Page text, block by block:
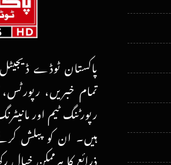
پاکستان ٹوڈے
تمام خبریں،
رپورٹنگ ٹیم اور
ہیں۔ ان کو پبلش
ذرائع کا ہرممکن خیال